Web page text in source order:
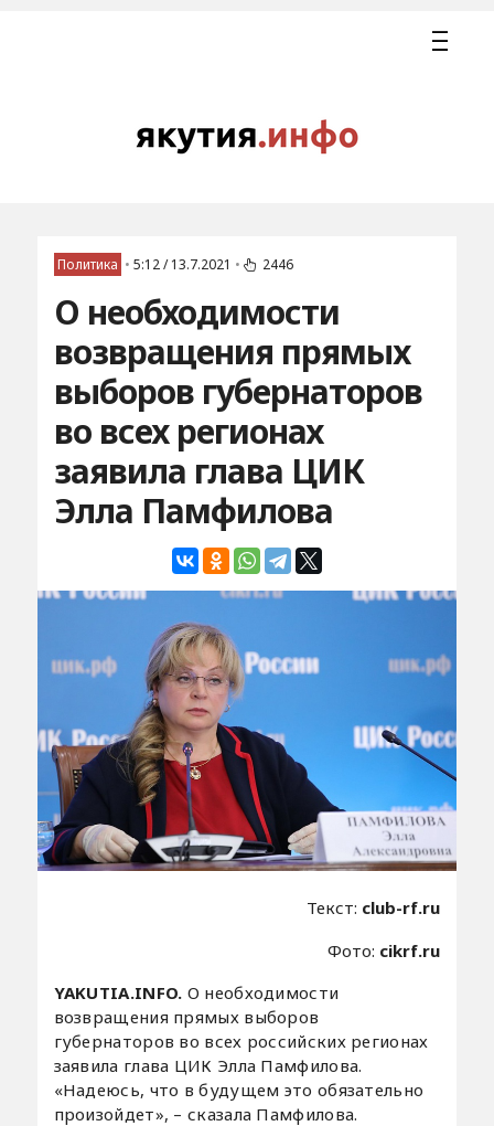
Политика • 5:12 / 13.7.2021 • 2446
О необходимости
возвращения прямых
выборов губернаторов
во всех регионах
заявила глава ЦИК
Элла Памфилова
Текст: club-rf.ru
Фото: cikrf.ru
YAKUTIA.INFO. О необходимости
возвращения прямых выборов
губернаторов во всех российских регионах
заявила глава ЦИК Элла Памфилова.
«Надеюсь, что в будущем это обязательно
произойдет», – сказала Памфилова.